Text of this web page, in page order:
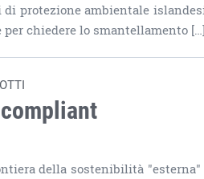
protezione ambientale
chiedere lo smantellamento […]
della sostenibilità